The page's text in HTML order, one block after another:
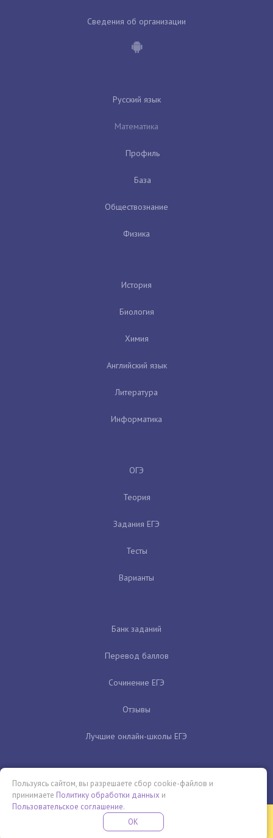
Сведения об организации
Русский язык
Математика
Профиль
База
Обществознание
Физика
История
Биология
Химия
Английский язык
Литература
Информатика
ОГЭ
Теория
Задания ЕГЭ
Тесты
Варианты
Банк заданий
Перевод баллов
Сочинение ЕГЭ
Отзывы
Лучшие онлайн-школы ЕГЭ
Бесплатная летняя школа
ПРОВЕДИ ЭТО ЛЕТО С ПОЛЬЗОЙ
Пользуясь сайтом, вы разрешаете сбор cookie-файлов и
принимаете Политику обработки данных и
Пользовательское соглашение.
OK